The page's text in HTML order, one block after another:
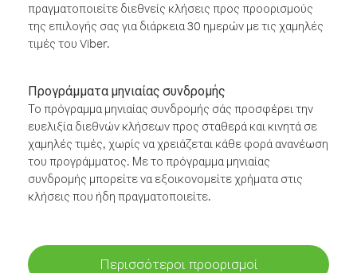
πραγματοποιείτε διεθνείς κλήσεις προς προορισμούς
της επιλογής σας για διάρκεια 30 ημερών με τις χαμηλές
τιμές του Viber.
Προγράμματα μηνιαίας συνδρομής
Το πρόγραμμα μηνιαίας συνδρομής σάς προσφέρει την
ευελιξία διεθνών κλήσεων προς σταθερά και κινητά σε
χαμηλές τιμές, χωρίς να χρειάζεται κάθε φορά ανανέωση
του προγράμματος. Με το πρόγραμμα μηνιαίας
συνδρομής μπορείτε να εξοικονομείτε χρήματα στις
κλήσεις που ήδη πραγματοποιείτε.
Περισσότεροι προορισμοί